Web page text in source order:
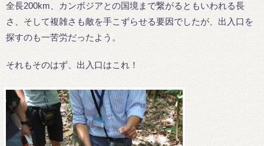
全長200km、カンボジアとの国境まで繋がるともいわれる長
さ、そして複雑さも敵を手こずらせる要因でしたが、出入口を
探すのも一苦労だったよう。
それもそのはず、出入口はこれ！